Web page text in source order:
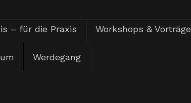
– für die Praxis Workshops & Vorträge
Werdegang